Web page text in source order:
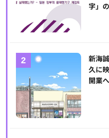
字」
新海
久に
開業へ